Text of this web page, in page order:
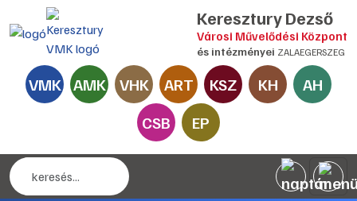
Keresztury Dezső
Városi Művelődési Központ
és intézményei ZALAEGERSZEG
VMK AMK VHK ART KSZ KH
AH
CSB
EP